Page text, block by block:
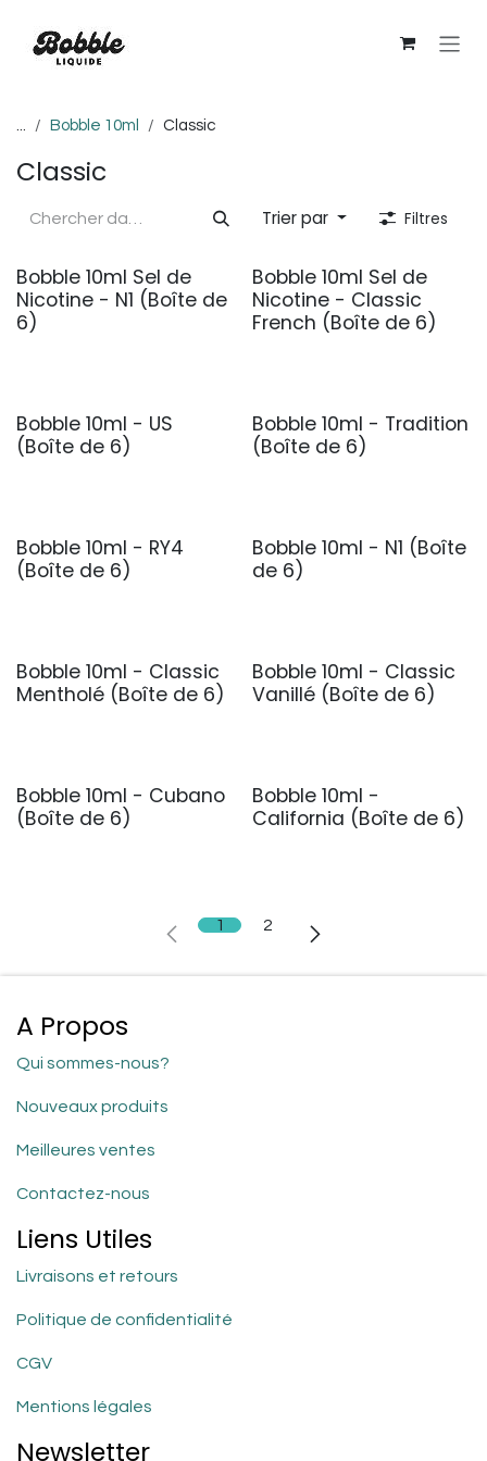
... Bobble 10ml Classic
Classic
Trier par Filtres
Bobble 10ml Sel de
Nicotine - N1 (Boîte de
6)
Bobble 10ml Sel de
Nicotine - Classic
French (Boîte de 6)
Bobble 10ml - US
(Boîte de 6)
Bobble 10ml - Tradition
(Boîte de 6)
Bobble 10ml - RY4
(Boîte de 6)
Bobble 10ml - N1 (Boîte
de 6)
Bobble 10ml - Classic
Mentholé (Boîte de 6)
Bobble 10ml - Classic
Vanillé (Boîte de 6)
Bobble 10ml - Cubano
(Boîte de 6)
Bobble 10ml -
California (Boîte de 6)
1 2
A Propos
Qui sommes-nous?
Nouveaux produits
Meilleures ventes
Contactez-nous
Liens Utiles
Livraisons et retours
Politique de confidentialité
CGV
Mentions légales
Newsletter